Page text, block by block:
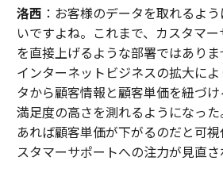
洛西 ：お客様のデータを取れるよ
いですよね。これまで、カスタマ
を直接上げるような部署ではあり
インターネットビジネスの拡大に
タから顧客情報と顧客単価を紐づ
満足度の高さを測れるようになっ
あれば顧客単価が下がるのだと可
スタマーサポートへの注力が見直さ